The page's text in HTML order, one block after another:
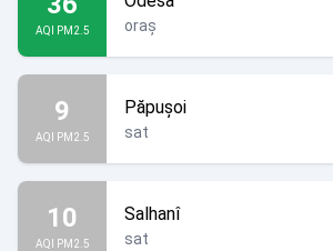
AQI PM2.5 oraș
9
AQI PM2.5
Păpușoi
sat
10
AQI PM2.5
Salhanî
sat